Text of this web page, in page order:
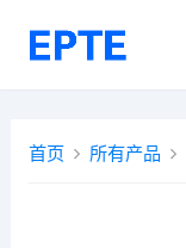
首页 所有产品